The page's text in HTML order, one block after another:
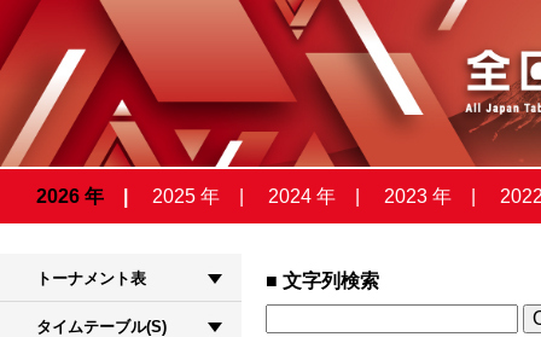
2026 年 2025 年 2024 年 2023 年
トーナメント表
タイムテーブル(S)
文字列検索